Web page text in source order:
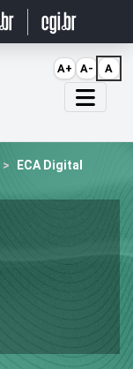
ECA Digital
A+ A- A